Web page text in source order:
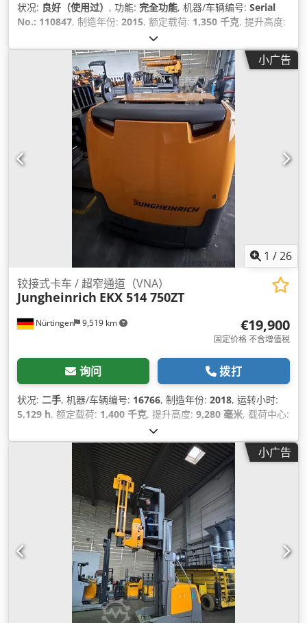
状况: 良好（使用过） , 功能: 完全功能, 机器/车辆编号: Serial
No.: 110847, 制造年份: 2015, 额定载荷: 1,350 千克, 提升高度:
, 轮胎状况:
叉,
小广告
1 /26
Nürtingen 9,519 km
铰接式卡车 / 超窄通道（VNA）
Jungheinrich EKX 514 750ZT
€19,900
固定价格 不含增值税
询问 拨打
状况: 二手, 机器/车辆编号: 16766, 制造年份: 2018, 运转小时:
5,129 h, 额定载荷: 1,400 千克, 提升高度: 9,280 毫米, 载荷中心:
, 桅杆类型:
1,150 毫米,
小广告